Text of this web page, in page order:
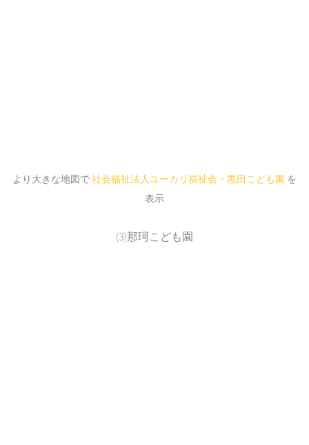
より大きな地図で社会福祉法人ユーカリ福祉会・黒田こども園 を
表示
(3)那珂こども園